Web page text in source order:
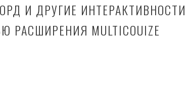
И ДРУГИЕ ИНТЕРАКТИВНОСТИ
РАСШИРЕНИЯ MULTICOUIZE